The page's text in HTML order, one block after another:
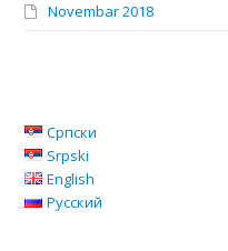
Novembar 2018
Српски
Srpski
English
Русский